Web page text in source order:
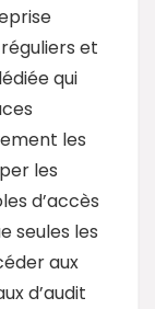
et
qui
les
les
d’accès
seules les
aux
d’audit